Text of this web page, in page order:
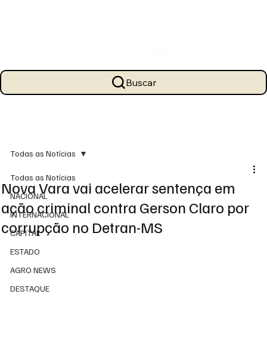
Buscar
Todas as Notícias
NACIONAL
INTERNACIONAL
CAPITAL
ESTADO
AGRO NEWS
DESTAQUE
Todas as Notícias
Nova Vara vai acelerar sentença em
ação criminal contra Gerson Claro por
corrupção no Detran-MS